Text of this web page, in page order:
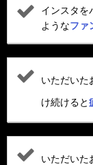
インスタを
ようなファ
いただいた
け続けると
いただいた